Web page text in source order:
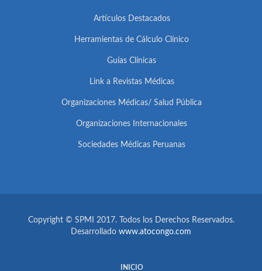
Artículos Destacados
Herramientas de Cálculo Clínico
Guías Clínicas
Link a Revistas Médicas
Organizaciones Médicas/ Salud Pública
Organizaciones Internacionales
Sociedades Médicas Peruanas
Copyright © SPMI 2017. Todos los Derechos Reservados.
Desarrollado www.atocongo.com
INICIO